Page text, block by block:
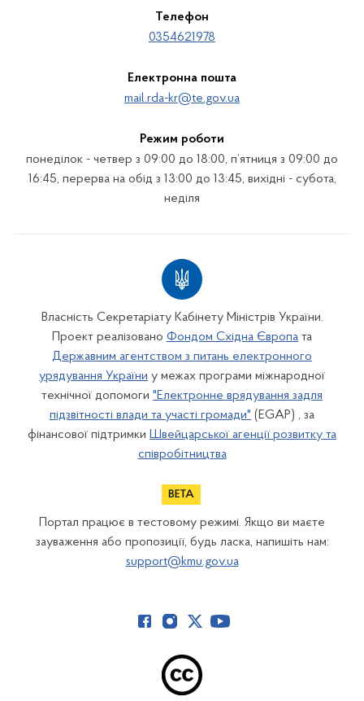
Телефон
0354621978
Електронна пошта
mail.rda-kr@te.gov.ua
Режим роботи
понеділок - четвер з 09:00 до 18:00, п’ятниця з 09:00 до
16:45, перерва на обід з 13:00 до 13:45, вихідні - субота,
неділя
Власність Секретаріату Кабінету Міністрів України.
Проект реалізовано Фондом Східна Європа та
Державним агентством з питань електронного
урядування України у межах програми міжнародної
технічної допомоги "Електронне врядування задля
підзвітності влади та участі громади" (EGAP) , за
фінансової підтримки Швейцарської агенції розвитку та
співробітництва
Портал працює в тестовому режимі. Якщо ви маєте
зауваження або пропозиції, будь ласка, напишіть нам:
support@kmu.gov.ua